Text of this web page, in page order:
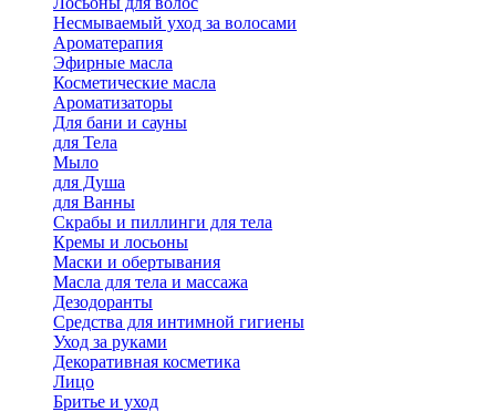
Несмываемый уход за волосами
Ароматерапия
Эфирные масла
Косметические масла
Ароматизаторы
Для бани и сауны
для Тела
Мыло
для Душа
для Ванны
Скрабы и пиллинги для тела
Кремы и лосьоны
Маски и обертывания
Масла для тела и массажа
Дезодоранты
Средства для интимной гигиены
Уход за руками
Декоративная косметика
Лицо
Бритье и уход